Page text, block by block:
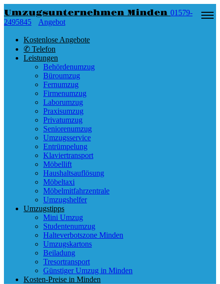
Umzugsunternehmen Minden 01579-
2495845
Angebot
Kostenlose Angebote
✆ Telefon
Leistungen
Behördenumzug
Büroumzug
Fernumzug
Firmenumzug
Laborumzug
Praxisumzug
Privatumzug
Seniorenumzug
Umzugsservice
Entrümpelung
Klaviertransport
Möbellift
Haushaltsauflösung
Möbeltaxi
Möbelmitfahrzentrale
Umzugshelfer
Umzugstipps
Mini Umzug
Studentenumzug
Halteverbotszone Minden
Umzugskartons
Beiladung
Tresortransport
Günstiger Umzug in Minden
Kosten-Preise in Minden